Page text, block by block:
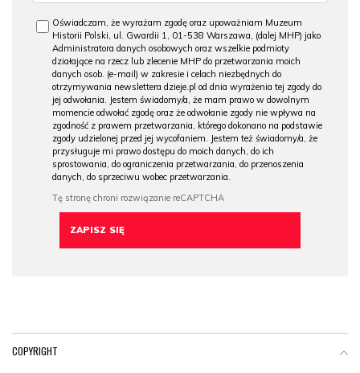
Oświadczam, że wyrażam zgodę oraz upoważniam Muzeum
Historii Polski, ul. Gwardii 1, 01-538 Warszawa, (dalej MHP) jako
Administratora danych osobowych oraz wszelkie podmioty
działające na rzecz lub zlecenie MHP do przetwarzania moich
danych osob. (e-mail) w zakresie i celach niezbędnych do
otrzymywania newslettera dzieje.pl od dnia wyrażenia tej zgody do
jej odwołania. Jestem świadomy/a, że mam prawo w dowolnym
momencie odwołać zgodę oraz że odwołanie zgody nie wpływa na
zgodność z prawem przetwarzania, którego dokonano na podstawie
zgody udzielonej przed jej wycofaniem. Jestem też świadomy/a, że
przysługuje mi prawo dostępu do moich danych, do ich
sprostowania, do ograniczenia przetwarzania, do przenoszenia
danych, do sprzeciwu wobec przetwarzania.
COPYRIGHT